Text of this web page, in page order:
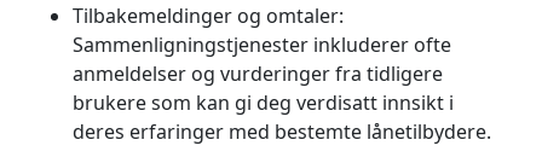
Tilbakemeldinger og omtaler:
Sammenligningstjenester inkluderer ofte
anmeldelser og vurderinger fra tidligere
brukere som kan gi deg verdisatt innsikt i
deres erfaringer med bestemte lånetilbydere.